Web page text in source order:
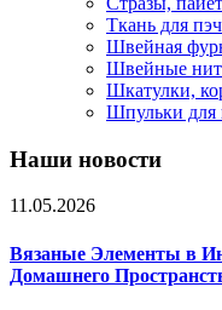
Ткань для
Швейная
Швейные
Шкатулки,
Шпульки
Наши новости
11.05.2026
Вязаные Элементы в
Домашнего